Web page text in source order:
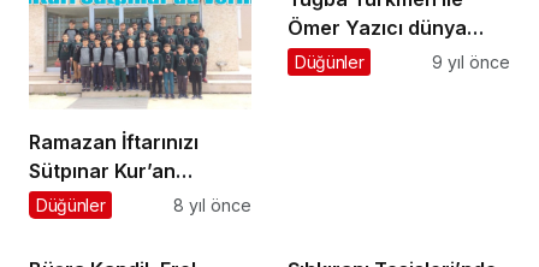
Ramazan İftarınızı
Sütpınar Kur’an
Kursu’nda verin
Düğünler 8 yıl önce
Ömer Yazıcı dünya
evine girdi
Düğünler 9 yıl önce